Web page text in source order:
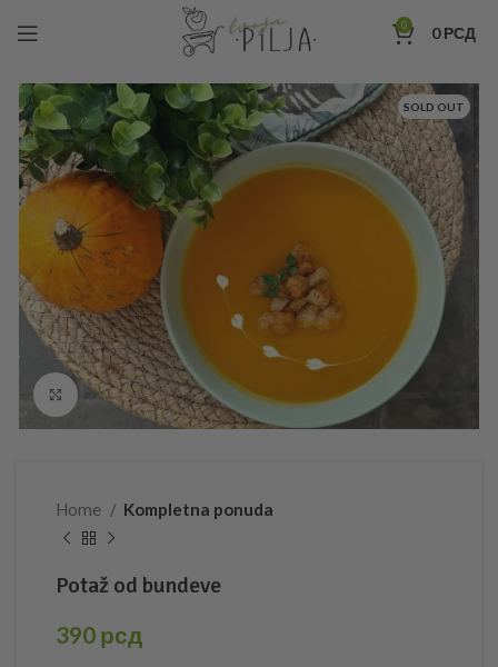
0 0РСД
SOLD OUT
Click to enlarge
Home Kompletna ponuda
Potaž od bundeve
390 рсд